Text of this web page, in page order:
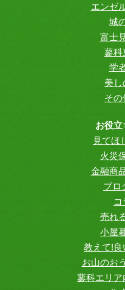
エンゼ
城
富士
蓼科
学
美し
その
お役立
見てほ
火災
金融商
ブロ
売れ
小屋
教えて!良
お山のお
蓼科エリア